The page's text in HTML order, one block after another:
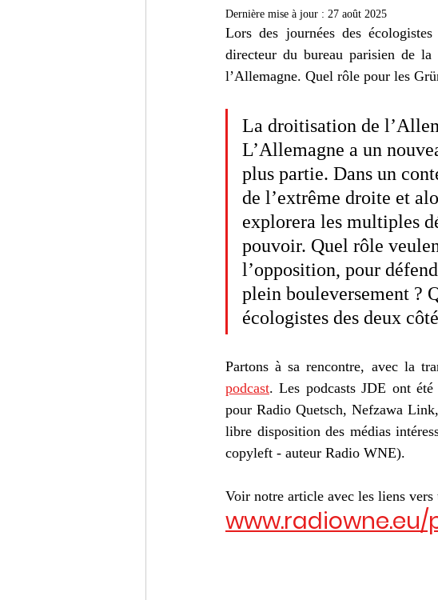
Dernière mise à jour : 27 août 2025
Lors des journées des
directeur du bureau parisien de
l’Allemagne. Quel rôle pour les
La droitisation de
L’Allemagne a un
plus partie. Dans un
de l’extrême droite et
explorera les multiples
pouvoir. Quel rôle
l’opposition, pour
plein bouleversement ?
écologistes des deux
Partons à sa rencontre, avec la
podcast. Les podcasts JDE ont
pour Radio Quetsch, Nefzawa
libre disposition des médias
copyleft - auteur Radio WNE).
Voir notre article avec les liens